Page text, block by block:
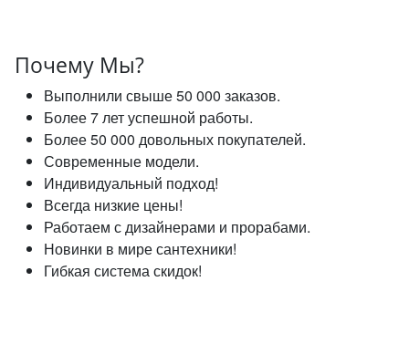
Почему Мы?
Выполнили свыше 50 000 заказов.
Более 7 лет успешной работы.
Более 50 000 довольных покупателей.
Современные модели.
Индивидуальный подход!
Всегда низкие цены!
Работаем с дизайнерами и прорабами.
Новинки в мире сантехники!
Гибкая система скидок!